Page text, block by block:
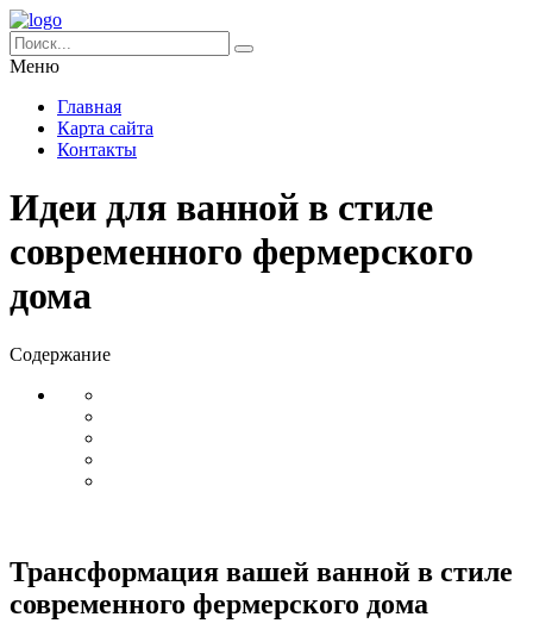
Меню
Главная
Карта сайта
Контакты
Идеи для ванной в стиле
современного фермерского
дома
Содержание
Трансформация вашей ванной в стиле
современного фермерского дома